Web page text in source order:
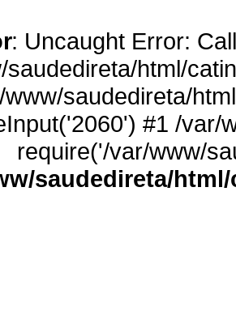
: Uncaught Error:
saudedireta/html/
saudedireta/
#1 /var/
require('/var/www/
saudedireta/